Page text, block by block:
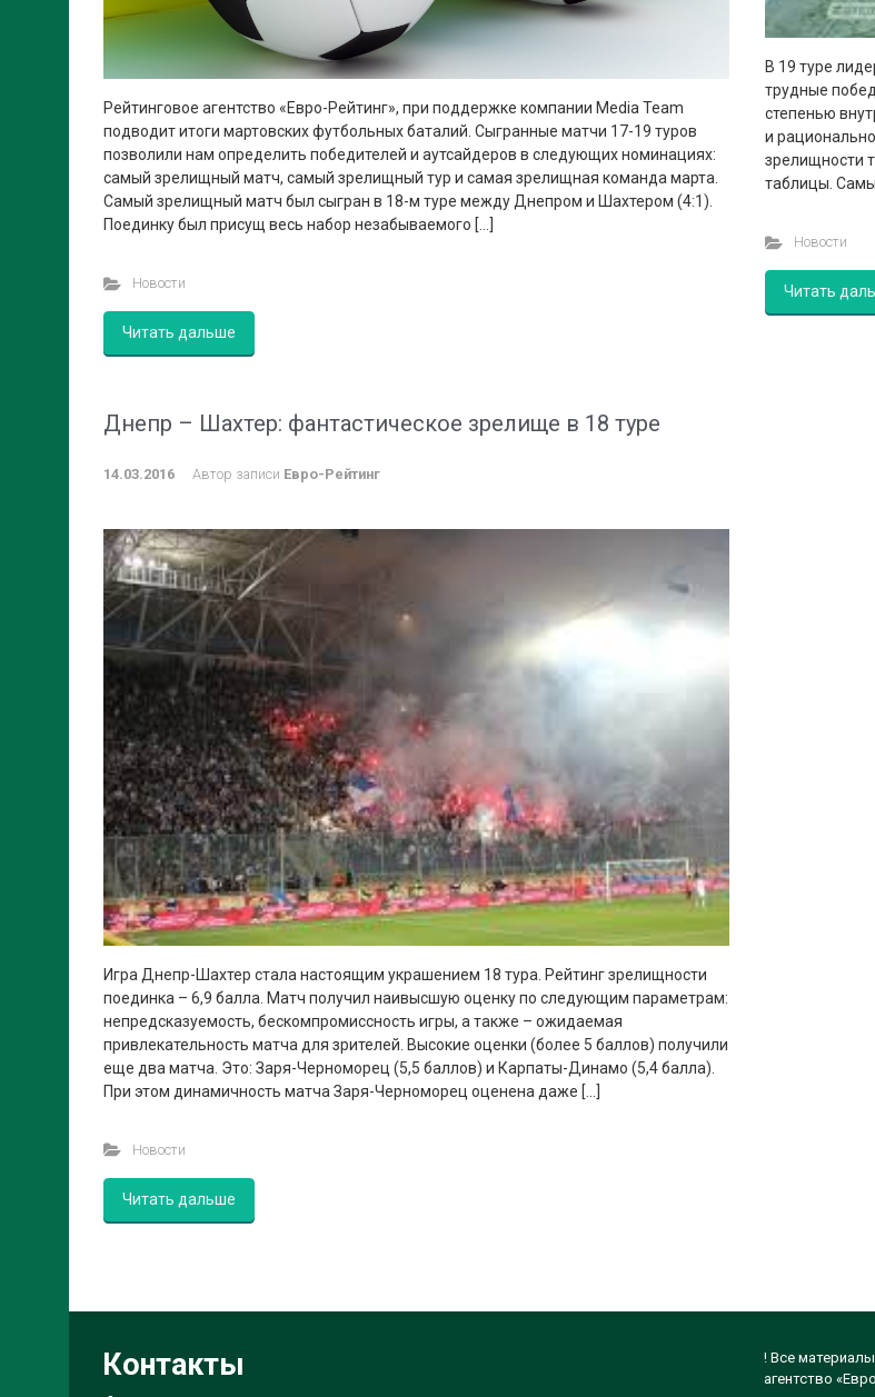
Рейтинговое агентство «Евро-Рейтинг», при поддержке компании Media Team
подводит итоги мартовских футбольных баталий. Сыгранные матчи 17-19 туров
позволили нам определить победителей и аутсайдеров в следующих номинациях:
самый зрелищный матч, самый зрелищный тур и самая зрелищная команда марта.
Самый зрелищный матч был сыгран в 18-м туре между Днепром и Шахтером (4:1).
Поединку был присущ весь набор незабываемого […]
Новости
Читать дальше
В 19 туре
трудные
степенью
и
зрелищности
таблицы.
Новости
Читать
Днепр – Шахтер: фантастическое зрелище в 18 туре
14.03.2016 Автор записи Евро-Рейтинг
Игра Днепр-Шахтер стала настоящим украшением 18 тура. Рейтинг зрелищности
поединка – 6,9 балла. Матч получил наивысшую оценку по следующим параметрам:
непредсказуемость, бескомпромиссность игры, а также – ожидаемая
привлекательность матча для зрителей. Высокие оценки (более 5 баллов) получили
еще два матча. Это: Заря-Черноморец (5,5 баллов) и Карпаты-Динамо (5,4 балла).
При этом динамичность матча Заря-Черноморец оценена даже […]
Новости
Читать дальше
Контакты
! Все
агентство